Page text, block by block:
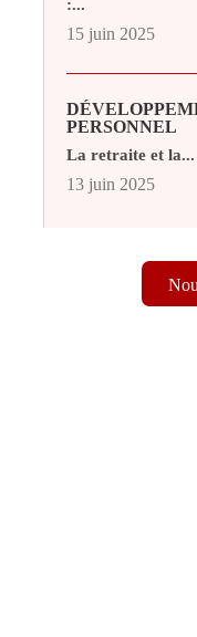
:...
15 juin 2025
PERSONNEL
La retraite et la...
13 juin 2025